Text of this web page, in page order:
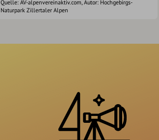
Quelle: AV-alpenvereinaktiv.com, Autor: Hochgebirgs-
Naturpark Zillertaler Alpen